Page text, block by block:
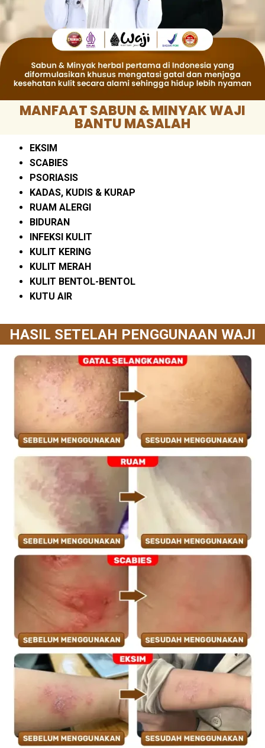
MANFAAT SABUN & MINYAK WAJI
BANTU MASALAH
EKSIM
SCABIES
PSORIASIS
KADAS, KUDIS & KURAP
RUAM ALERGI
BIDURAN
INFEKSI KULIT
KULIT KERING
KULIT MERAH
KULIT BENTOL-BENTOL
KUTU AIR
HASIL SETELAH PENGGUNAAN WAJI